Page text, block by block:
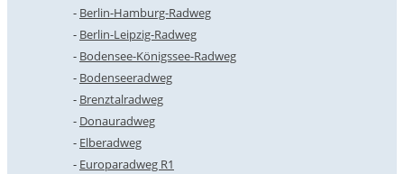
Berlin-Hamburg-Radweg
Berlin-Leipzig-Radweg
Bodensee-Königssee-Radweg
Bodenseeradweg
Brenztalradweg
Donauradweg
Elberadweg
Europaradweg R1